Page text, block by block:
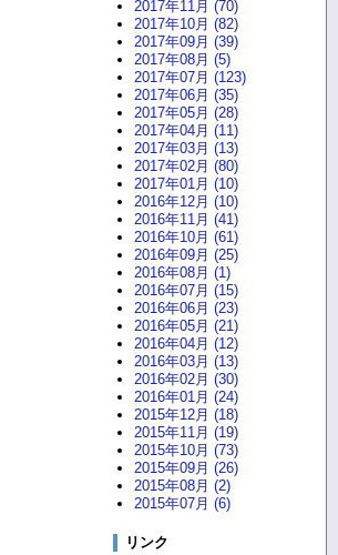
2017年11月 (70)
2017年10月 (82)
2017年09月 (39)
2017年08月 (5)
2017年07月 (123)
2017年06月 (35)
2017年05月 (28)
2017年04月 (11)
2017年03月 (13)
2017年02月 (80)
2017年01月 (10)
2016年12月 (10)
2016年11月 (41)
2016年10月 (61)
2016年09月 (25)
2016年08月 (1)
2016年07月 (15)
2016年06月 (23)
2016年05月 (21)
2016年04月 (12)
2016年03月 (13)
2016年02月 (30)
2016年01月 (24)
2015年12月 (18)
2015年11月 (19)
2015年10月 (73)
2015年09月 (26)
2015年08月 (2)
2015年07月 (6)
リンク